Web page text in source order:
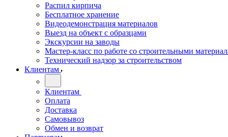
Распил кирпича
Бесплатное хранение
Видеодемонстрация материалов
Выезд на объект с образцами
Экскурсии на заводы
Мастер-класс по работе со строительными
Технический надзор за строительством
Клиентам
Клиентам
Оплата
Доставка
Самовывоз
Обмен и возврат